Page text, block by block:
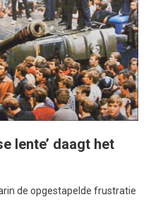
lente’ daagt het
de opgestapelde frustratie